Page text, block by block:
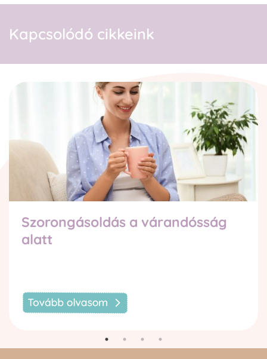
Kapcsolódó cikkeink
Szorongásoldás a várandósság
alatt